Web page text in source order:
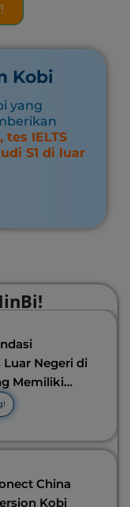
Kobi
yang
tes IELTS
S1 di luar
Luar Negeri di
Memiliki
2026-2027!
China
Kobi